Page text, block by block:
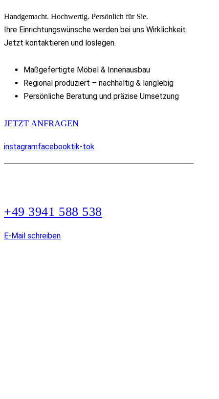
Handgemacht. Hochwertig. Persönlich für Sie.
Ihre Einrichtungswünsche werden bei uns Wirklichkeit.
Jetzt kontaktieren und loslegen.
Maßgefertigte Möbel & Innenausbau
Regional produziert – nachhaltig & langlebig
Persönliche Beratung und präzise Umsetzung
JETZT ANFRAGEN
instagramfacebooktik-tok
+49 3941 588 538
E-Mail schreiben